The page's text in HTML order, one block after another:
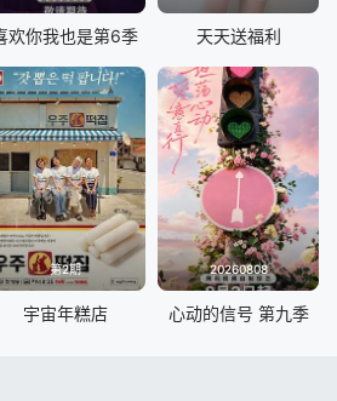
欢你我也是第6季 天天送福利
第2期
宇宙年糕店
20260808
心动的信号 第九季